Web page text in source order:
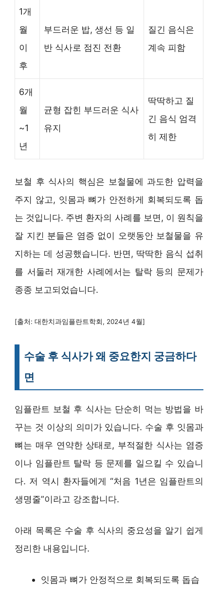
1개
월
이
후
부드러운 밥, 생선 등 일
반 식사로 점진 전환
질긴 음식은
계속 피함
6개
월
~1
년
균형 잡힌 부드러운 식사
유지
딱딱하고 질
긴 음식 엄격
히 제한
보철 후 식사의 핵심은 보철물에 과도한 압력을
주지 않고, 잇몸과 뼈가 안전하게 회복되도록 돕
는 것입니다. 주변 환자의 사례를 보면, 이 원칙을
잘 지킨 분들은 염증 없이 오랫동안 보철물을 유
지하는 데 성공했습니다. 반면, 딱딱한 음식 섭취
를 서둘러 재개한 사례에서는 탈락 등의 문제가
종종 보고되었습니다.
[출처: 대한치과임플란트학회, 2024년 4월]
수술 후 식사가 왜 중요한지 궁금하다
면
임플란트 보철 후 식사는 단순히 먹는 방법을 바
꾸는 것 이상의 의미가 있습니다. 수술 후 잇몸과
뼈는 매우 연약한 상태로, 부적절한 식사는 염증
이나 임플란트 탈락 등 문제를 일으킬 수 있습니
다. 저 역시 환자들에게 “처음 1년은 임플란트의
생명줄”이라고 강조합니다.
아래 목록은 수술 후 식사의 중요성을 알기 쉽게
정리한 내용입니다.
잇몸과 뼈가 안정적으로 회복되도록 돕습